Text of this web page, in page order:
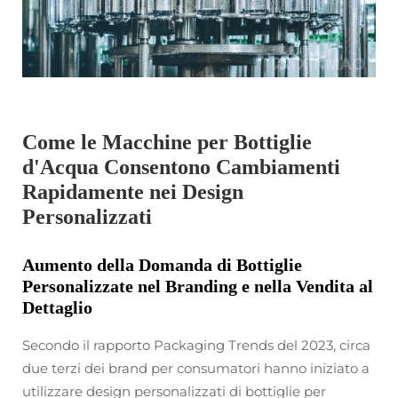
Come le Macchine per Bottiglie
d'Acqua Consentono Cambiamenti
Rapidamente nei Design
Personalizzati
Aumento della Domanda di Bottiglie
Personalizzate nel Branding e nella Vendita al
Dettaglio
Secondo il rapporto Packaging Trends del 2023, circa
due terzi dei brand per consumatori hanno iniziato a
utilizzare design personalizzati di bottiglie per